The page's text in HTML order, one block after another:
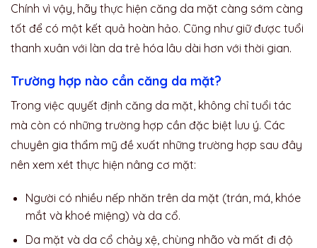
Chính vì vậy, hãy thực hiện căng da mặt càng sớm càng
tốt để có một kết quả hoàn hảo. Cũng như giữ được tuổi
thanh xuân với làn da trẻ hóa lâu dài hơn với thời gian.
Trường hợp nào cần căng da mặt?
Trong việc quyết định căng da mặt, không chỉ tuổi tác
mà còn có những trường hợp cần đặc biệt lưu ý. Các
chuyên gia thẩm mỹ đề xuất những trường hợp sau đây
nên xem xét thực hiện nâng cơ mặt:
Người có nhiều nếp nhăn trên da mặt (trán, má, khóe
mắt và khoé miệng) và da cổ.
Da mặt và da cổ chảy xệ, chùng nhão và mất đi độ